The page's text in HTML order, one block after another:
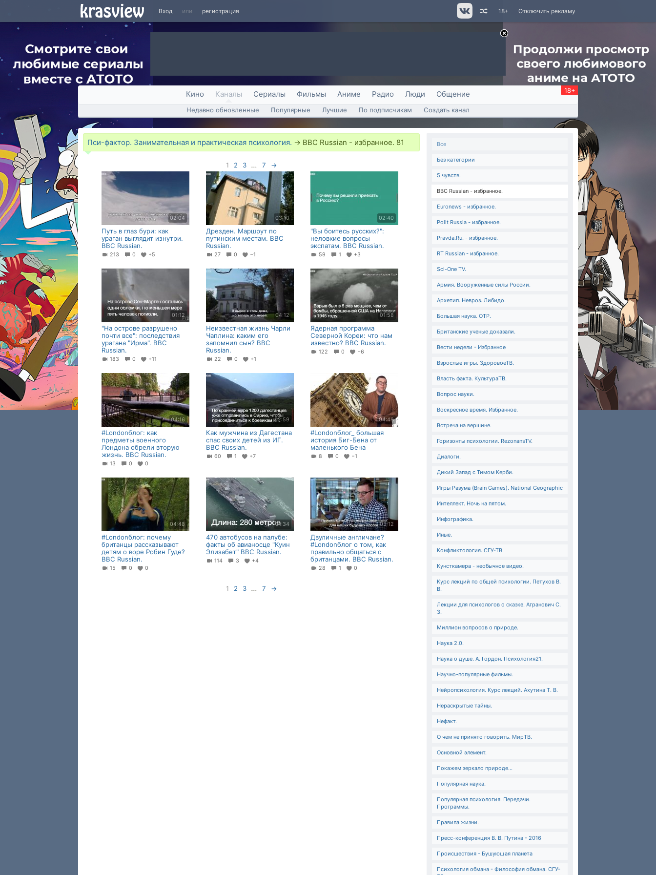
Вход или регистрация Отключить рекламу
18+
Кино Каналы Сериалы Фильмы Аниме Радио Люди Общение 18+
Недавно обновленные Популярные Лучшие По подписчикам Создать канал
Пси-фактор. Занимательная и практическая психология. → BBC Russian - избранное. 81
1 2 3 ... 7 →
02:04
Путь в глаз бури: как
ураган выглядит изнутри.
BBC Russian.
213 0 +5
03:10
Дрезден. Маршрут по
путинским местам. BBC
Russian.
27 0 −1
02:40
"Вы боитесь русских?":
неловкие вопросы
экспатам. BBC Russian.
59 1 +3
01:12
"На острове разрушено
почти все": последствия
урагана "Ирма". BBC
Russian.
183 0 +11
04:12
Неизвестная жизнь Чарли
Чаплина: каким его
запомнил сын? BBC
Russian.
22 0 +1
01:58
Ядерная программа
Северной Кореи: что нам
известно? BBC Russian.
122 0 +6
04:16
#Londonблог: как
предметы военного
Лондона обрели вторую
жизнь. BBC Russian.
13 0 0
02:59
Как мужчина из Дагестана
спас своих детей из ИГ.
BBC Russian.
60 1 +7
04:48
#Londonблог_ большая
история Биг-Бена от
маленького Бена
8 0 −1
04:48
#Londonблог: почему
британцы рассказывают
детям о воре Робин Гуде?
BBC Russian.
15 0 0
01:34
470 автобусов на палубе:
факты об авианосце "Куин
Элизабет" BBC Russian.
114 3 +4
03:12
Двуличные англичане?
#Londonблог о том, как
правильно общаться с
британцами. BBC Russian.
28 1 0
1 2 3 ... 7 →
Все
Без категории
5 чувств.
BBC Russian - избранное.
Euronews - избранное.
Polit Russia - избранное.
Pravda.Ru. - избранное.
RT Russian - избранное.
Sci-One TV.
Армия. Вооруженные силы России.
Архетип. Невроз. Либидо.
Большая наука. ОТР.
Британские ученые доказали.
Вести недели - Избранное
Взрослые игры. ЗдоровоеТВ.
Власть факта. КультураТВ.
Вопрос науки.
Воскресное время. Избранное.
Встреча на вершине.
Горизонты психологии. RezonansTV.
Диалоги.
Дикий Запад с Тимом Керби.
Игры Разума (Brain Games). National Geographic
Интеллект. Ночь на пятом.
Инфографика.
Иные.
Конфликтология. СГУ-ТВ.
Кунсткамера - необычное видео.
Курс лекций по общей психологии. Петухов В.
В.
Лекции для психологов о сказке. Агранович С.
З.
Миллион вопросов о природе.
Наука 2.0.
Наука о душе. А. Гордон. Психология21.
Научно-популярные фильмы.
Нейропсихология. Курс лекций. Ахутина Т. В.
Нераскрытые тайны.
Нефакт.
О чем не принято говорить. МирТВ.
Основной элемент.
Покажем зеркало природе...
Популярная наука.
Популярная психология. Передачи.
Программы.
Правила жизни.
Пресс-конференция В. В. Путина - 2016
Происшествия - Бушующая планета
Психология обмана - Философия обмана. СГУ-